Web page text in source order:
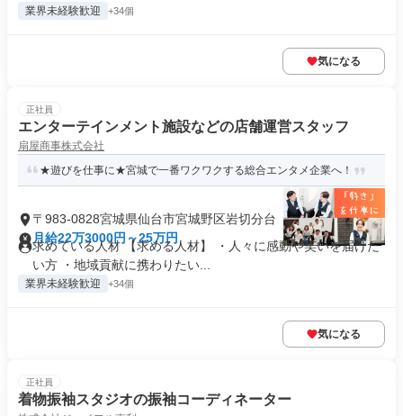
業界未経験歓迎 +34個
気になる
正社員
エンターテインメント施設などの店舗運営スタッフ
扇屋商事株式会社
★遊びを仕事に★宮城で一番ワクワクする総合エンタメ企業へ！
〒983-0828宮城県仙台市宮城野区岩切分台
月給22万3000円～25万円
求めている人材 【求める人材】 ・人々に感動や笑いを届けた
い方 ・地域貢献に携わりたい...
業界未経験歓迎 +34個
気になる
正社員
着物振袖スタジオの振袖コーディネーター